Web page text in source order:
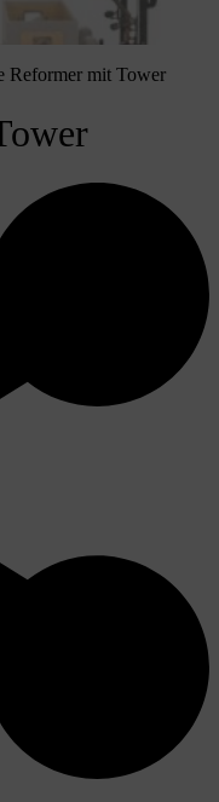
Reformer mit Tower